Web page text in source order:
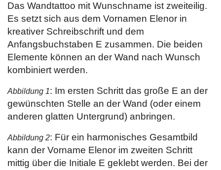
Das Wandtattoo mit Wunschname ist zweiteilig.
Es setzt sich aus dem Vornamen Elenor in
kreativer Schreibschrift und dem
Anfangsbuchstaben E zusammen. Die beiden
Elemente können an der Wand nach Wunsch
kombiniert werden.
Abbildung 1: Im ersten Schritt das große E an der
gewünschten Stelle an der Wand (oder einem
anderen glatten Untergrund) anbringen.
Abbildung 2: Für ein harmonisches Gesamtbild
kann der Vorname Elenor im zweiten Schritt
mittig über die Initiale E geklebt werden. Bei der